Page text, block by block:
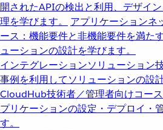
開されたAPIの検出と利用、デザイ
理を学びます。
アプリケーションネ
ース：機能要件と非機能要件を満た
ューションの設計を学びます。
インテグレーションソリューション
事例を利用してソリューションの設
CloudHub技術者／管理者向けコー
プリケーションの設定・デプロイ・
す。